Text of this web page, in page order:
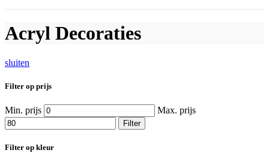
Acryl Decoraties
sluiten
Filter op prijs
Min. prijs Max. prijs
Filter
Filter op kleur